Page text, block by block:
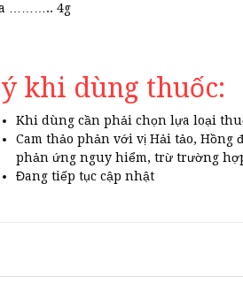
……….. 4g
khi dùng thuốc:
Khi dùng cần phải chọn lựa loại
Cam thảo phản với vị Hải tảo, Hồng
phản ứng nguy hiểm, trừ trường
Đang tiếp tục cập nhật